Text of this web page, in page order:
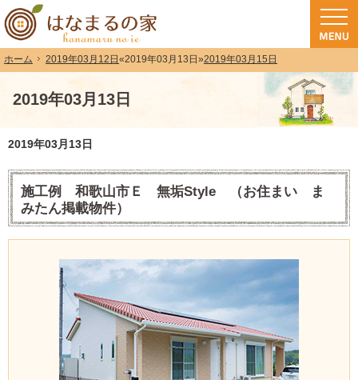
ホーム 2019年03月12日 «2019年03月13日 »2019年03月15日
2019年03月13日
和歌山（和歌山市・岩出市・海南市・紀の川市）で注文住宅(長期優良住宅・
注文住宅・高気密高断熱・長期優良住宅・ZEH・耐震なら（和歌山・和歌山市）
2019年03月13日
施工例 和歌山市Ｅ 無垢Style （お住まい ま
みたん掲載物件）